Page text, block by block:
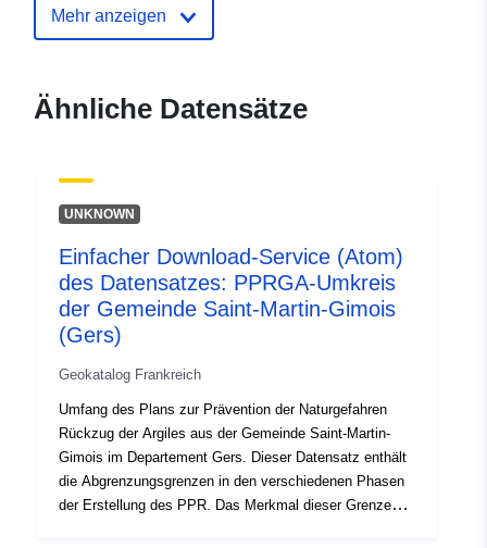
Identifikatoren:
6351-4750-903b-
4fcb-b165-1abba09227e4
Typ:
Ressource:
http://inspire.ec.europa.eu/
Mehr anzeigen
Ähnliche Datensätze
UNKNOWN
Einfacher Download-Service (Atom)
des Datensatzes: PPRGA-Umkreis
der Gemeinde Saint-Martin-Gimois
(Gers)
Geokatalog Frankreich
Umfang des Plans zur Prävention der Naturgefahren
Rückzug der Argiles aus der Gemeinde Saint-Martin-
Gimois im Departement Gers. Dieser Datensatz enthält
die Abgrenzungsgrenzen in den verschiedenen Phasen
der Erstellung des PPR. Das Merkmal dieser Grenzen